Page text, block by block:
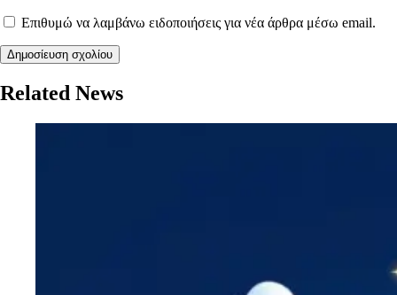
Επιθυμώ να λαμβάνω ειδοποιήσεις για νέα άρθρα μέσω email.
Related News